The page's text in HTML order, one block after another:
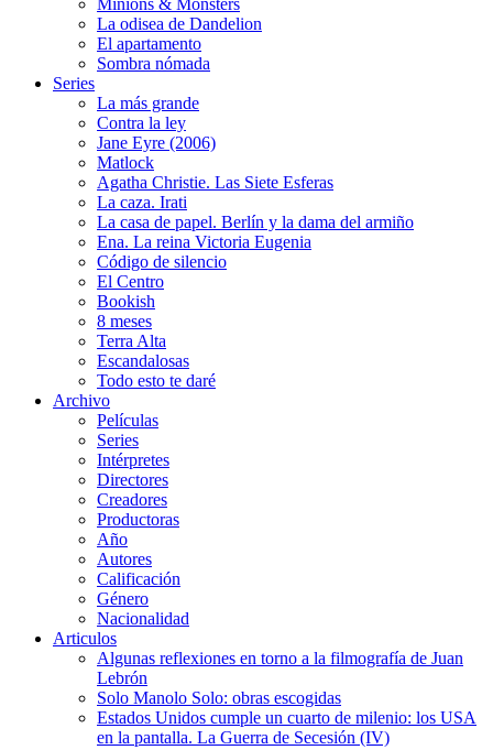
Minions & Monsters
La odisea de Dandelion
El apartamento
Sombra nómada
Series
La más grande
Contra la ley
Jane Eyre (2006)
Matlock
Agatha Christie. Las Siete Esferas
La caza. Irati
La casa de papel. Berlín y la dama del armiño
Ena. La reina Victoria Eugenia
Código de silencio
El Centro
Bookish
8 meses
Terra Alta
Escandalosas
Todo esto te daré
Archivo
Películas
Series
Intérpretes
Directores
Creadores
Productoras
Año
Autores
Calificación
Género
Nacionalidad
Articulos
Algunas reflexiones en torno a la filmografía de Juan
Lebrón
Solo Manolo Solo: obras escogidas
Estados Unidos cumple un cuarto de milenio: los USA
en la pantalla. La Guerra de Secesión (IV)